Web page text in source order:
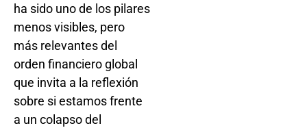
ha sido uno de los pilares
menos visibles, pero
más relevantes del
orden financiero global
que invita a la reflexión
sobre si estamos frente
a un colapso del